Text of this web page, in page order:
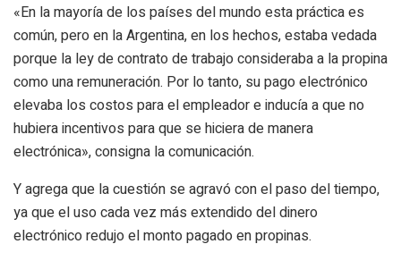
«En la mayoría de los países del mundo esta práctica es
común, pero en la Argentina, en los hechos, estaba vedada
porque la ley de contrato de trabajo consideraba a la propina
como una remuneración. Por lo tanto, su pago electrónico
elevaba los costos para el empleador e inducía a que no
hubiera incentivos para que se hiciera de manera
electrónica», consigna la comunicación.
Y agrega que la cuestión se agravó con el paso del tiempo,
ya que el uso cada vez más extendido del dinero
electrónico redujo el monto pagado en propinas.